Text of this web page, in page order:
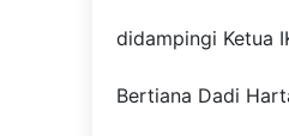
didampingi Ketua
Bertiana Dadi